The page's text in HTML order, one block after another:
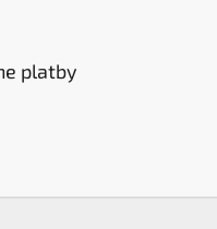
platby